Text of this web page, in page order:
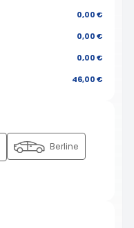
0,00 €
0,00 €
0,00 €
46,00 €
Berline